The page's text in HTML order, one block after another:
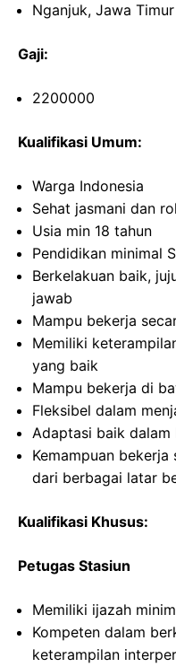
Nganjuk, Jawa Timur
Gaji:
2200000
Kualifikasi Umum:
Warga Indonesia
Sehat jasmani dan
Usia min 18 tahun
Pendidikan minimal
Berkelakuan baik,
jawab
Mampu bekerja
Memiliki
yang baik
Mampu bekerja di
Fleksibel dalam
Adaptasi baik dalam
Kemampuan
dari berbagai latar
Kualifikasi Khusus:
Petugas Stasiun
Memiliki ijazah
Kompeten dalam
keterampilan